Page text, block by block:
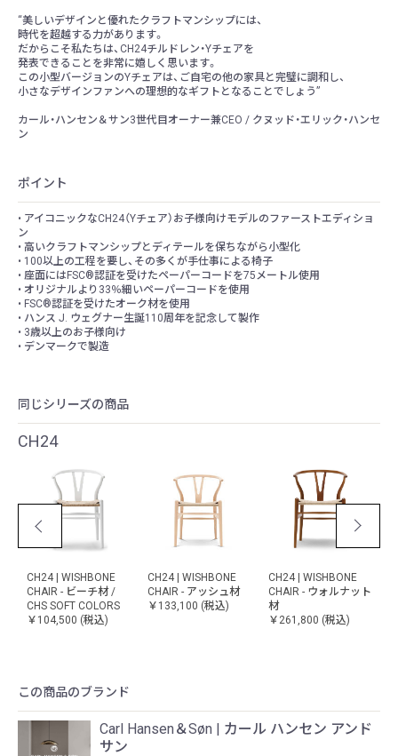
“美しいデザインと優れたクラフトマンシップには、
時代を超越する力があります。
だからこそ私たちは、CH24チルドレン・Yチェアを
発表できることを非常に嬉しく思います。
この小型バージョンのYチェアは、ご自宅の他の家具と完璧に調和し、
小さなデザインファンへの理想的なギフトとなることでしょう”
カール・ハンセン＆サン3世代目オーナー兼CEO / クヌッド・エリック・ハンセ
ン
ポイント
• アイコニックなCH24（Yチェア）お子様向けモデルのファーストエディショ
ン
• 高いクラフトマンシップとディテールを保ちながら小型化
• 100以上の工程を要し、その多くが手仕事による椅子
• 座面にはFSC®認証を受けたペーパーコードを75メートル使用
• オリジナルより33％細いペーパーコードを使用
• FSC®認証を受けたオーク材を使用
• ハンス J. ウェグナー生誕110周年を記念して製作
• 3歳以上のお子様向け
• デンマークで製造
同じシリーズの商品
CH24
CH24 | WISHBONE
CHAIR - ビーチ材 /
CHS SOFT COLORS
￥104,500 (税込)
CH24 | WISHBONE
CHAIR - アッシュ材
￥133,100 (税込)
CH24 | WISHBONE
CHAIR - ウォルナット
材
￥261,800 (税込)
この商品のブランド
Carl Hansen＆Søn | カール ハンセン アンド
サン